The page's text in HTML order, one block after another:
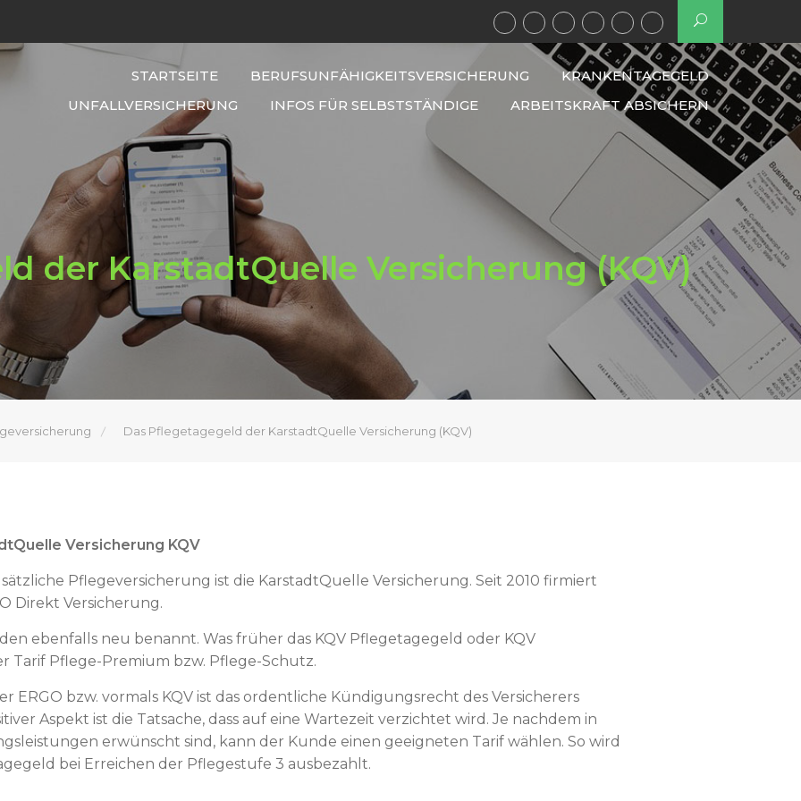
STARTSEITE BERUFSUNFÄHIGKEITSVERSICHERUNG
KRANKENTAGEGELD
UNFALLVERSICHERUNG
INFOS FÜR SELBSTSTÄNDIGE ARBEITSKRAFT ABSICHERN
der KarstadtQuelle Versicherung (KQV)
Das Pflegetagegeld der KarstadtQuelle Versicherung (KQV)
Versicherung KQV
Pflegeversicherung ist die KarstadtQuelle Versicherung. Seit 2010 firmiert
Direkt Versicherung.
ebenfalls neu benannt. Was früher das KQV Pflegetagegeld oder KQV
Tarif Pflege-Premium bzw. Pflege-Schutz.
ERGO bzw. vormals KQV ist das ordentliche Kündigungsrecht des Versicherers
Aspekt ist die Tatsache, dass auf eine Wartezeit verzichtet wird. Je nachdem in
erwünscht sind, kann der Kunde einen geeigneten Tarif wählen. So wird
bei Erreichen der Pflegestufe 3 ausbezahlt.